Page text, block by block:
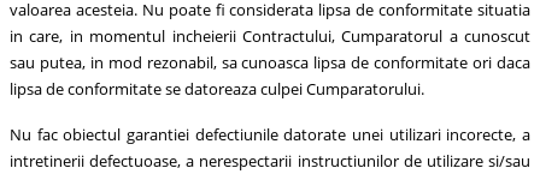
valoarea acesteia. Nu poate fi considerata lipsa de conformitate situatia
in care, in momentul incheierii Contractului, Cumparatorul a cunoscut
sau putea, in mod rezonabil, sa cunoasca lipsa de conformitate ori daca
lipsa de conformitate se datoreaza culpei Cumparatorului.
Nu fac obiectul garantiei defectiunile datorate unei utilizari incorecte, a
intretinerii defectuoase, a nerespectarii instructiunilor de utilizare si/sau